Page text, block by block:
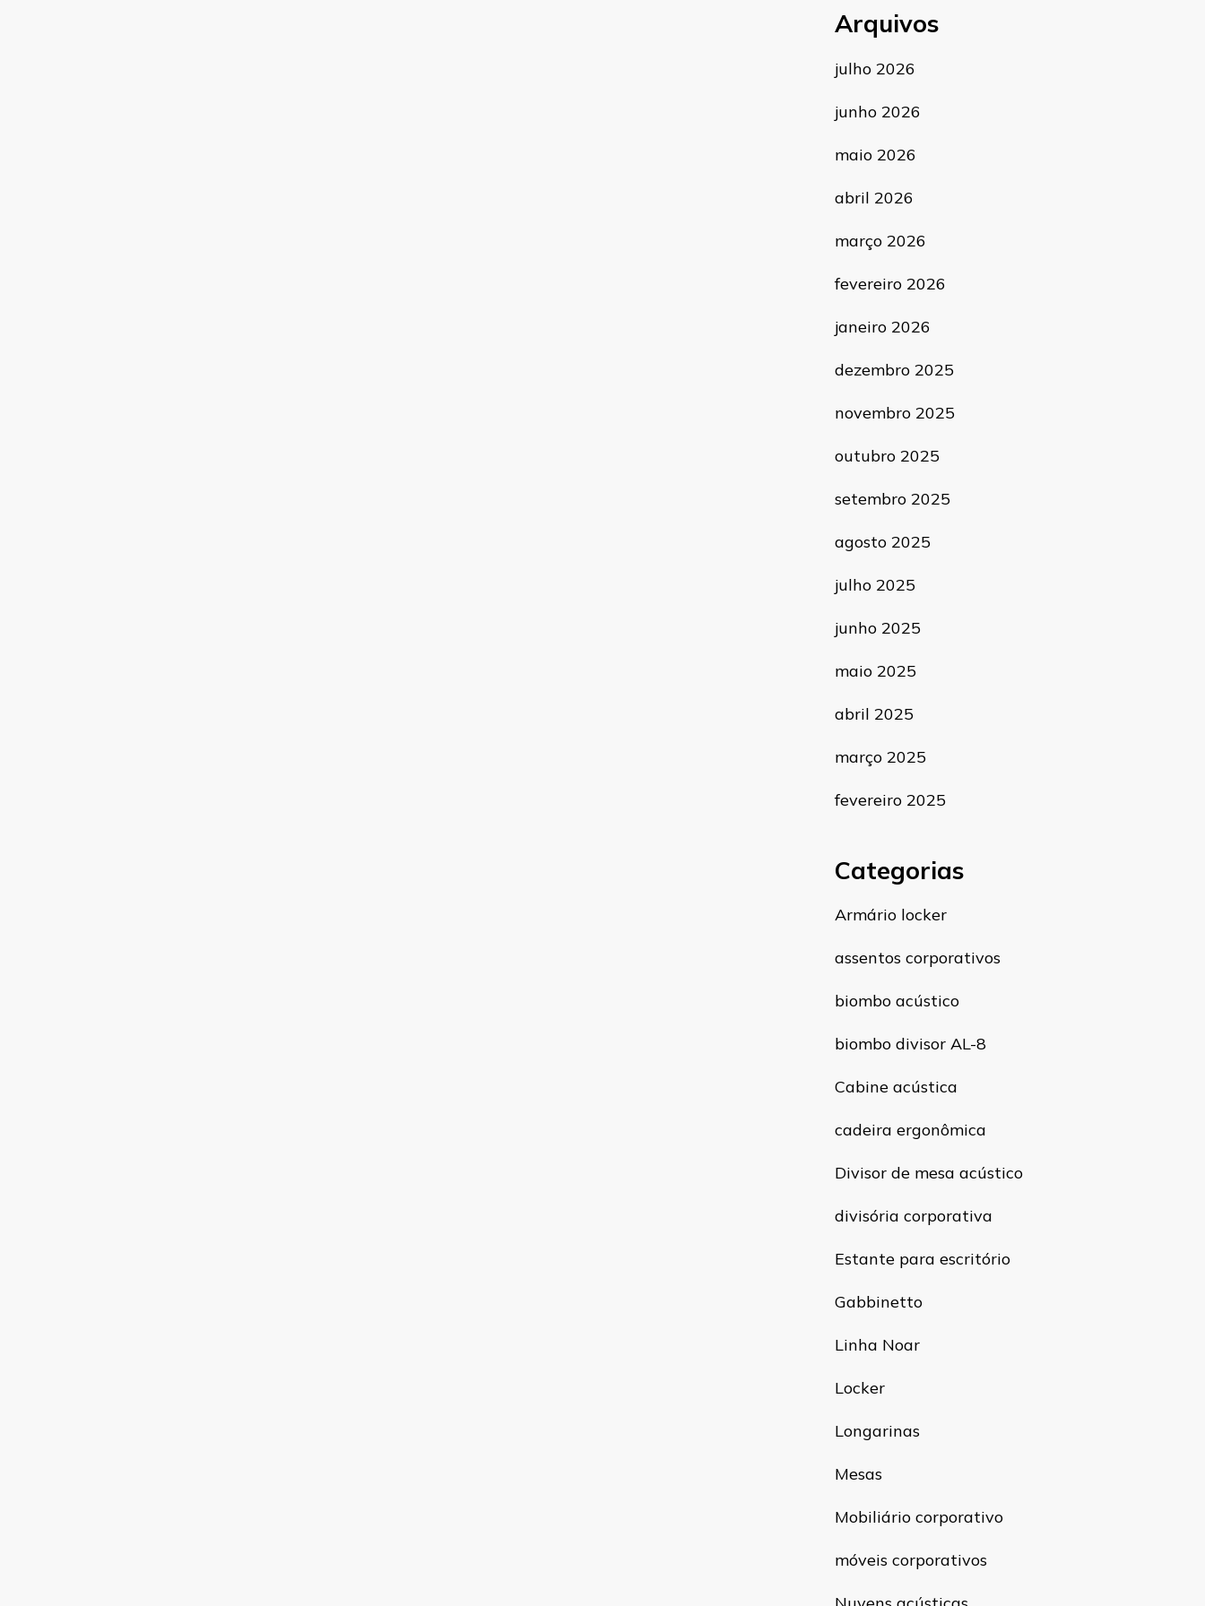
Arquivos
julho 2026
junho 2026
maio 2026
abril 2026
março 2026
fevereiro 2026
janeiro 2026
dezembro 2025
novembro 2025
outubro 2025
setembro 2025
agosto 2025
julho 2025
junho 2025
maio 2025
abril 2025
março 2025
fevereiro 2025
Categorias
Armário locker
assentos corporativos
biombo acústico
biombo divisor AL-8
Cabine acústica
cadeira ergonômica
Divisor de mesa acústico
divisória corporativa
Estante para escritório
Gabbinetto
Linha Noar
Locker
Longarinas
Mesas
Mobiliário corporativo
móveis corporativos